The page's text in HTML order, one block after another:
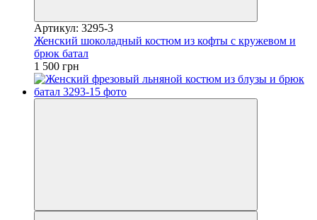
Артикул: 3295-3
Женский шоколадный костюм из кофты с кружевом и
брюк батал
1 500 грн